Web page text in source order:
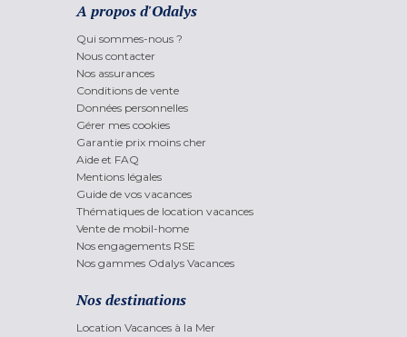
A propos d'Odalys
Qui sommes-nous ?
Nous contacter
Nos assurances
Conditions de vente
Données personnelles
Gérer mes cookies
Garantie prix moins cher
Aide et FAQ
Mentions légales
Guide de vos vacances
Thématiques de location vacances
Vente de mobil-home
Nos engagements RSE
Nos gammes Odalys Vacances
Nos destinations
Location Vacances à la Mer